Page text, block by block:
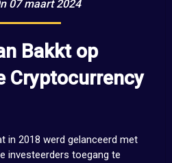
07 maart 2024
Bakkt op
Cryptocurrency
in 2018 werd gelanceerd met
investeerders toegang te